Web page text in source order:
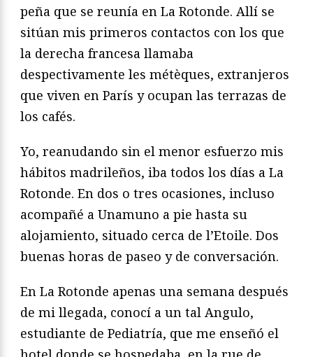
peña que se reunía en La Rotonde. Allí se
sitúan mis primeros contactos con los que
la derecha francesa llamaba
despectivamente les métèques, extranjeros
que viven en París y ocupan las terrazas de
los cafés.
Yo, reanudando sin el menor esfuerzo mis
hábitos madrileños, iba todos los días a La
Rotonde. En dos o tres ocasiones, incluso
acompañé a Unamuno a pie hasta su
alojamiento, situado cerca de l’Etoile. Dos
buenas horas de paseo y de conversación.
En La Rotonde apenas una semana después
de mi llegada, conocí a un tal Angulo,
estudiante de Pediatría, que me enseñó el